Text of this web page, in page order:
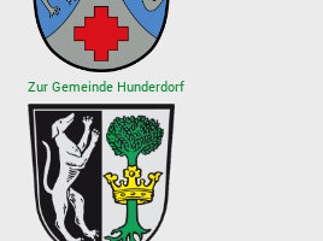
Zur Gemeinde Hunderdorf